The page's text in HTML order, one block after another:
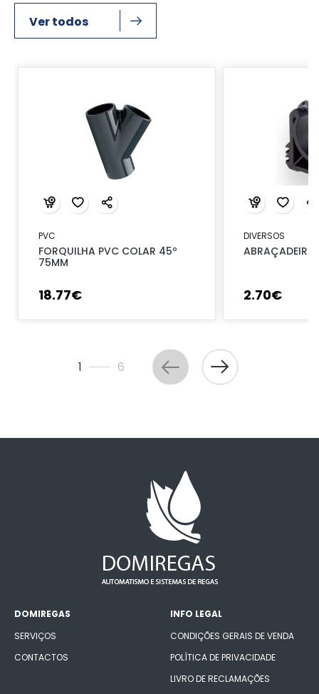
Ver todos
PVC
FORQUILHA PVC COLAR 45º
75MM
18.77€
DIVERSOS
ABRAÇADEIRA
2.70€
1 6
DOMIREGAS
SERVIÇOS
CONTACTOS
INFO LEGAL
CONDIÇÕES GERAIS DE VENDA
POLÍTICA DE PRIVACIDADE
LIVRO DE RECLAMAÇÕES